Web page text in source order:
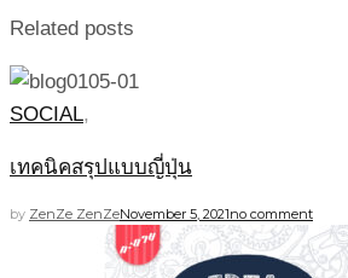
Related posts
SOCIAL,
เทคนิคสรุปแบบญี่ปุ่น
by ZenZe ZenZeNovember 5, 2021no comment